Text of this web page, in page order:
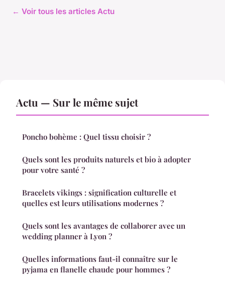
← Voir tous les articles Actu
Actu — Sur le même sujet
Poncho bohème : Quel tissu choisir ?
Quels sont les produits naturels et bio à adopter
pour votre santé ?
Bracelets vikings : signification culturelle et
quelles est leurs utilisations modernes ?
Quels sont les avantages de collaborer avec un
wedding planner à Lyon ?
Quelles informations faut-il connaître sur le
pyjama en flanelle chaude pour hommes ?